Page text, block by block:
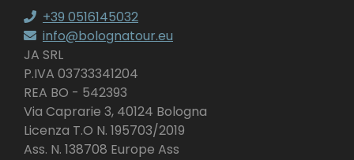
+39 0516145032
info@bolognatour.eu
JA SRL
P.IVA 03733341204
REA BO - 542393
Via Caprarie 3, 40124 Bologna
Licenza T.O N. 195703/2019
Ass. N. 138708 Europe Ass